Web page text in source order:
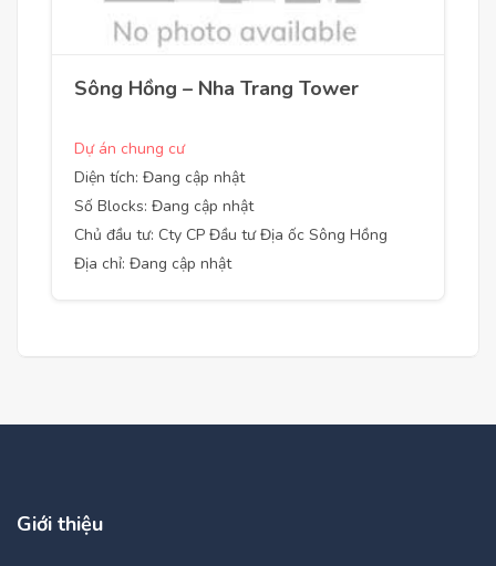
Sông Hồng – Nha Trang Tower
Dự án chung cư
Diện tích: Đang cập nhật
Số Blocks: Đang cập nhật
Chủ đầu tư: Cty CP Đầu tư Địa ốc Sông Hồng
Địa chỉ: Đang cập nhật
Giới thiệu